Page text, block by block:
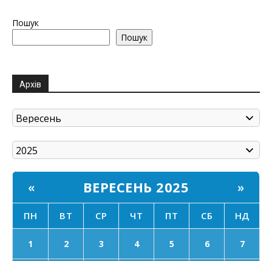
Пошук
Пошук
Архів
« ВЕРЕСЕНЬ 2025 »
ПН ВТ СР ЧТ ПТ СБ НД
1 2 3 4 5 6 7